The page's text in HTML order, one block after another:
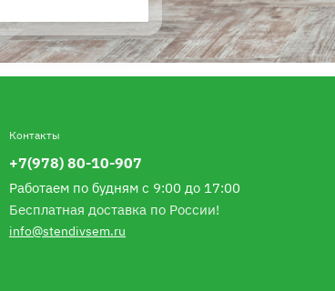
Контакты
+7(978) 80-10-907
Работаем по будням с 9:00 до 17:00
Бесплатная доставка по России!
info@stendivsem.ru